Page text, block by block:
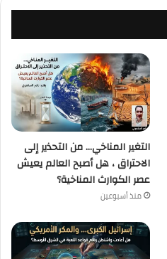
التغير المناخي… من التحذير إلى
الاحتراق ، هل أصبح العالم يعيش
عصر الكوارث المناخية؟
منذ أسبوعين